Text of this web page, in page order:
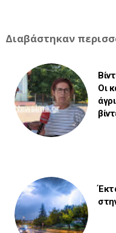
Διαβάστηκαν
Οι